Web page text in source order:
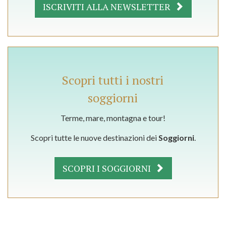
ISCRIVITI ALLA NEWSLETTER
Scopri tutti i nostri
soggiorni
Terme, mare, montagna e tour!
Scopri tutte le nuove destinazioni deiSoggiorni.
SCOPRI I SOGGIORNI